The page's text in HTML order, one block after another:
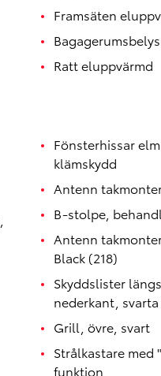
Framsäten
Ratt eluppvärmd
Fönsterhissar
klämskydd
Antenn
B-stolpe,
Antenn
Black (218)
Skyddslister
nederkant, svarta
Grill, övre, svart
Strålkastare
funktion